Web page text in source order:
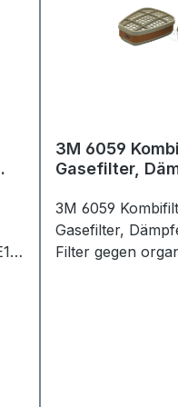
3M 6059
Gasefilter,
3M 6059
Gasefilter,
Filter gegen